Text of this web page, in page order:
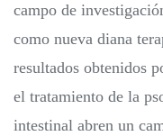
campo de
como nueva diana
resultados obtenidos
el tratamiento de la
intestinal abren un